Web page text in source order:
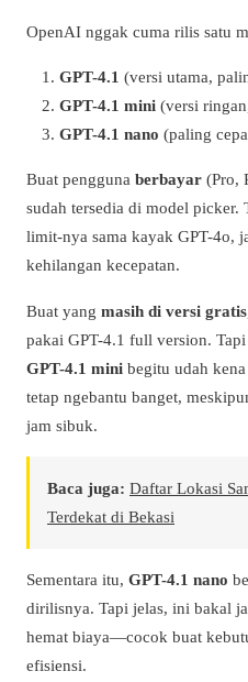
OpenAI nggak cuma rilis satu
GPT-4.1 (versi utama,
GPT-4.1 mini (versi
GPT-4.1 nano (paling
Buat pengguna berbayar (Pro,
sudah tersedia di model
limit-nya sama kayak GPT-4o,
kehilangan kecepatan.
Buat yang masih di versi gratis
pakai GPT-4.1 full version.
GPT-4.1 mini begitu udah
tetap ngebantu banget,
jam sibuk.
Baca juga: Daftar Lokasi
Terdekat di Bekasi
Sementara itu, GPT-4.1 nano
dirilisnya. Tapi jelas, ini bakal
hemat biaya—cocok buat
efisiensi.